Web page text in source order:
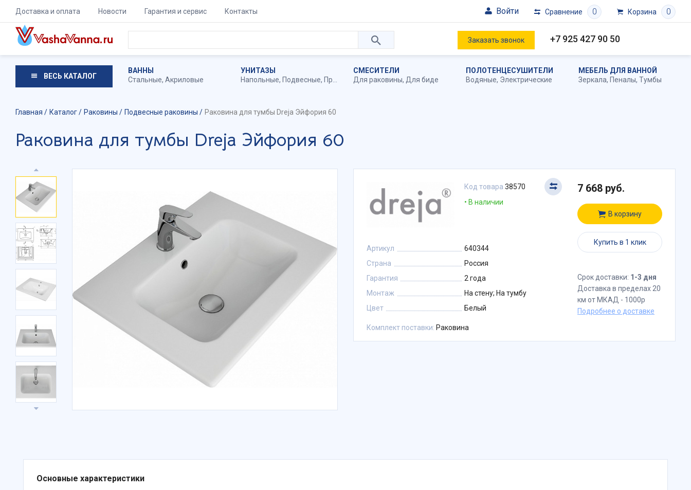
Доставка и оплата Новости Гарантия и сервис Контакты Войти Сравнение 0 Корзина 0
Заказать звонок +7 925 427 90 50
ВЕСЬ КАТАЛОГ
ВАННЫ
Стальные, Акриловые
УНИТАЗЫ
Напольные, Подвесные, Приставные
СМЕСИТЕЛИ
Для раковины, Для биде
ПОЛОТЕНЦЕСУШИТЕЛИ
Водяные, Электрические
МЕБЕЛЬ ДЛЯ ВАННОЙ
Зеркала, Пеналы, Тумбы
Главная Каталог Раковины Подвесные раковины Раковина для тумбы Dreja Эйфория 60
Раковина для тумбы Dreja Эйфория 60
Код товара 38570
В наличии
Артикул
640344
Страна
Россия
Гарантия
2 года
Монтаж
На стену; На тумбу
Цвет
Белый
Комплект поставки: Раковина
7 668 руб.
В корзину
Купить в 1 клик
Срок доставки: 1-3 дня
Доставка в пределах 20
км от МКАД - 1000р
Подробнее о доставке
Основные характеристики